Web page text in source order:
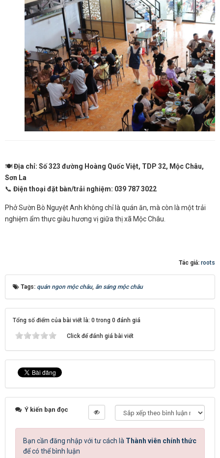
🍽️Địa chỉ: Số 323 đường Hoàng Quốc Việt, TDP 32, Mộc Châu,
Sơn La
📞 Điện thoại đặt bàn/trải nghiệm: 039 787 3022
Phở Sườn Bò Nguyệt Anh không chỉ là quán ăn, mà còn là một trải
nghiệm ẩm thực giàu hương vị giữa thị xã Mộc Châu.
Tác giả: roots
Tags: quán ngon mộc châu, ăn sáng mộc châu
Tổng số điểm của bài viết là: 0 trong 0 đánh giá
Click để đánh giá bài viết
Ý kiến bạn đọc
Bạn cần đăng nhập với tư cách là Thành viên chính thức
để có thể bình luận